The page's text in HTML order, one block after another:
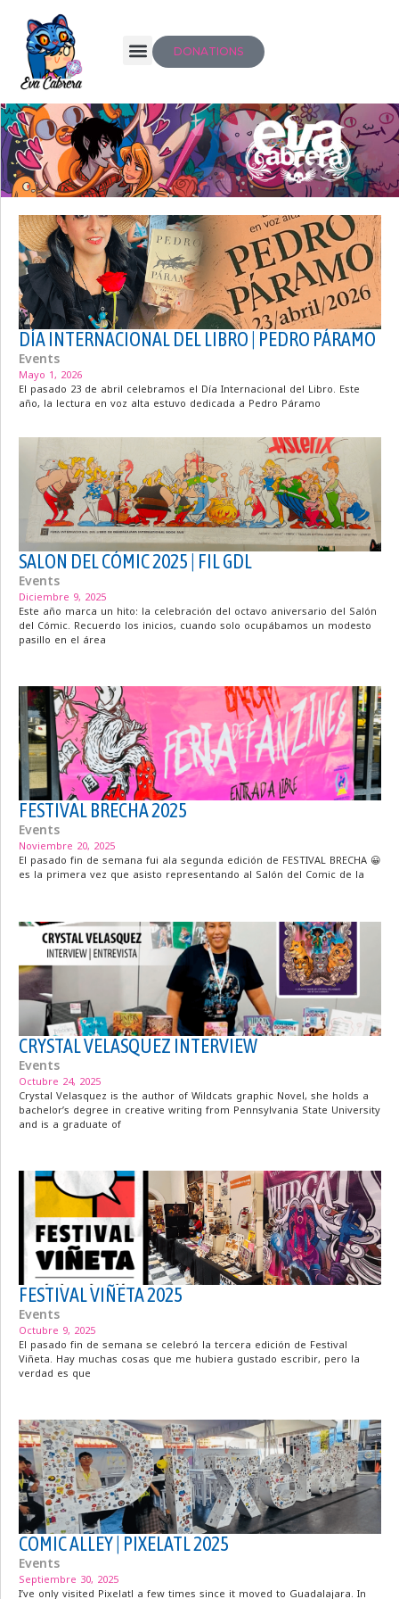
DONATIONS
DÍA INTERNACIONAL DEL LIBRO | PEDRO PÁRAMO
Events
Mayo 1, 2026
El pasado 23 de abril celebramos el Día Internacional del Libro. Este
año, la lectura en voz alta estuvo dedicada a Pedro Páramo
SALON DEL CÓMIC 2025 | FIL GDL
Events
Diciembre 9, 2025
Este año marca un hito: la celebración del octavo aniversario del Salón
del Cómic. Recuerdo los inicios, cuando solo ocupábamos un modesto
pasillo en el área
FESTIVAL BRECHA 2025
Events
Noviembre 20, 2025
El pasado fin de semana fui ala segunda edición de FESTIVAL BRECHA 😀
es la primera vez que asisto representando al Salón del Comic de la
CRYSTAL VELASQUEZ INTERVIEW
Events
Octubre 24, 2025
Crystal Velasquez is the author of Wildcats graphic Novel, she holds a
bachelor’s degree in creative writing from Pennsylvania State University
and is a graduate of
FESTIVAL VIÑETA 2025
Events
Octubre 9, 2025
El pasado fin de semana se celebró la tercera edición de Festival
Viñeta. Hay muchas cosas que me hubiera gustado escribir, pero la
verdad es que
COMIC ALLEY | PIXELATL 2025
Events
Septiembre 30, 2025
I’ve only visited Pixelatl a few times since it moved to Guadalajara. In